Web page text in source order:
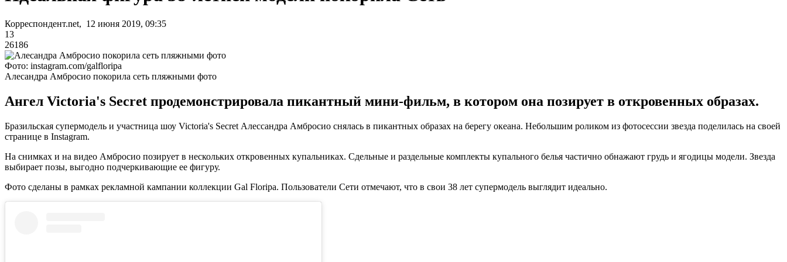
Корреспондент.net, 12 июня 2019, 09:35
13
26186
Фото: instagram.com/galfloripa
Алесандра Амбросио покорила сеть пляжными фото
Ангел Victoria's Secret продемонстрировала пикантный мини-фильм, в котором она позирует в откровенных образах.
Бразильская супермодель и участница шоу Victoria's Secret Алессандра Амбросио снялась в пикантных образах на берегу океана. Небольшим роликом из фотосессии звезда поделилась на своей
странице в Instagram.
На снимках и на видео Амбросио позирует в нескольких откровенных купальниках. Сдельные и раздельные комплекты купального белья частично обнажают грудь и ягодицы модели. Звезда
выбирает позы, выгодно подчеркивающие ее фигуру.
Фото сделаны в рамках рекламной кампании коллекции Gal Floripa. Пользователи Сети отмечают, что в свои 38 лет супермодель выглядит идеально.